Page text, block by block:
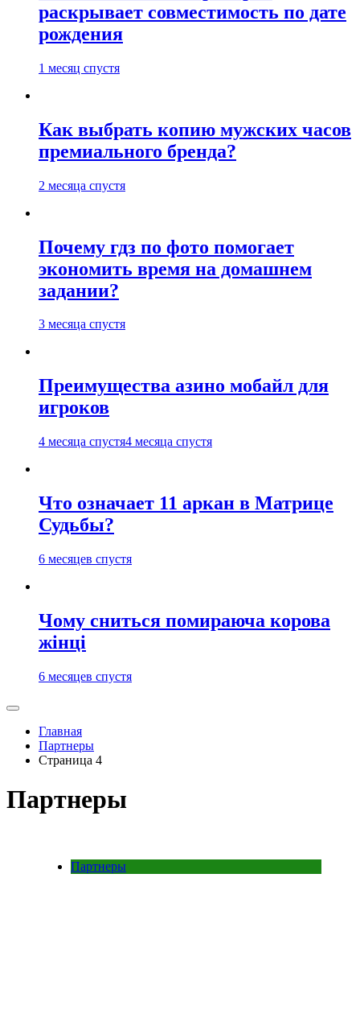
раскрывает совместимость по дате
рождения
1 месяц спустя
Как выбрать копию мужских часов
премиального бренда?
2 месяца спустя
Почему гдз по фото помогает
экономить время на домашнем
задании?
3 месяца спустя
Преимущества азино мобайл для
игроков
4 месяца спустя4 месяца спустя
Что означает 11 аркан в Матрице
Судьбы?
6 месяцев спустя
Чому сниться помираюча корова
жінці
6 месяцев спустя
Главная
Партнеры
Страница 4
Партнеры
Партнеры